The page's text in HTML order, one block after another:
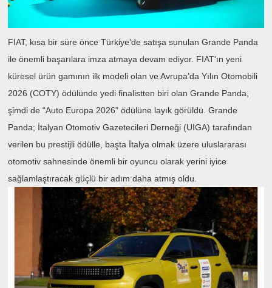
FIAT, kısa bir süre önce Türkiye’de satışa sunulan Grande Panda
ile önemli başarılara imza atmaya devam ediyor. FIAT'ın yeni
küresel ürün gamının ilk modeli olan ve Avrupa’da Yılın Otomobili
2026 (COTY) ödülünde yedi finalistten biri olan Grande Panda,
şimdi de “Auto Europa 2026” ödülüne layık görüldü. Grande
Panda; İtalyan Otomotiv Gazetecileri Derneği (UIGA) tarafından
verilen bu prestijli ödülle, başta İtalya olmak üzere uluslararası
otomotiv sahnesinde önemli bir oyuncu olarak yerini iyice
sağlamlaştıracak güçlü bir adım daha atmış oldu.